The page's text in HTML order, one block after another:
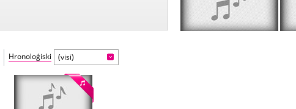
Hronoloģiski (visi)